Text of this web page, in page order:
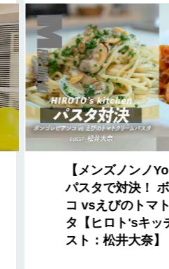
【メンズノンノ
パスタで対決！
コ vsえびのトマ
タ【ヒロト'sキ
スト：松井大奈】